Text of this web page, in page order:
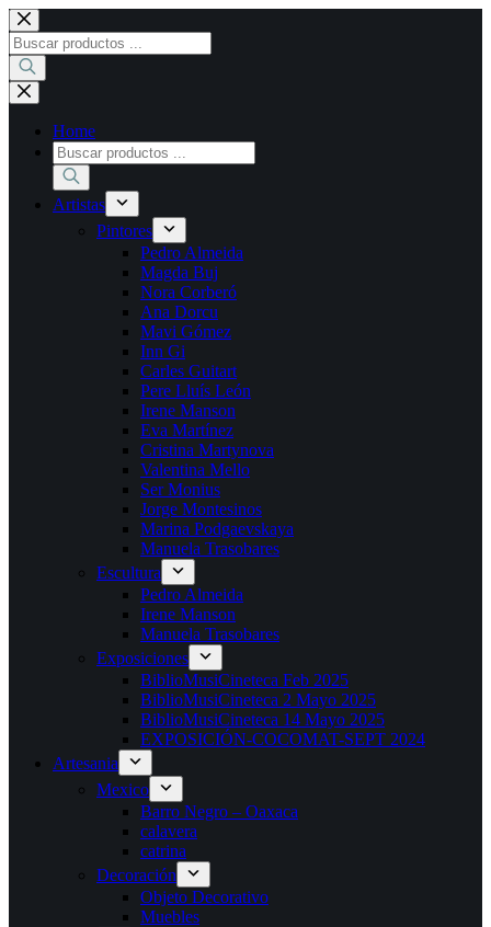
Saltar
al
contenido
Búsqueda
de
productos
Home
Búsqueda
de
productos
Artistas
Pintores
Pedro Almeida
Magda Buj
Nora Corberó
Ana Dorcu
Mavi Gómez
Inn Gi
Carles Guitart
Pere Lluís León
Irene Manson
Eva Martínez
Cristina Martynova
Valentina Mello
Ser Monius
Jorge Montesinos
Marina Podgaevskaya
Manuela Trasobares
Escultura
Pedro Almeida
Irene Manson
Manuela Trasobares
Exposiciones
BiblioMusiCineteca Feb 2025
BiblioMusiCineteca 2 Mayo 2025
BiblioMusiCineteca 14 Mayo 2025
EXPOSICIÓN-COCOMAT-SEPT 2024
Artesania
Mexico
Barro Negro – Oaxaca
calavera
catrina
Decoración
Objeto Decorativo
Muebles